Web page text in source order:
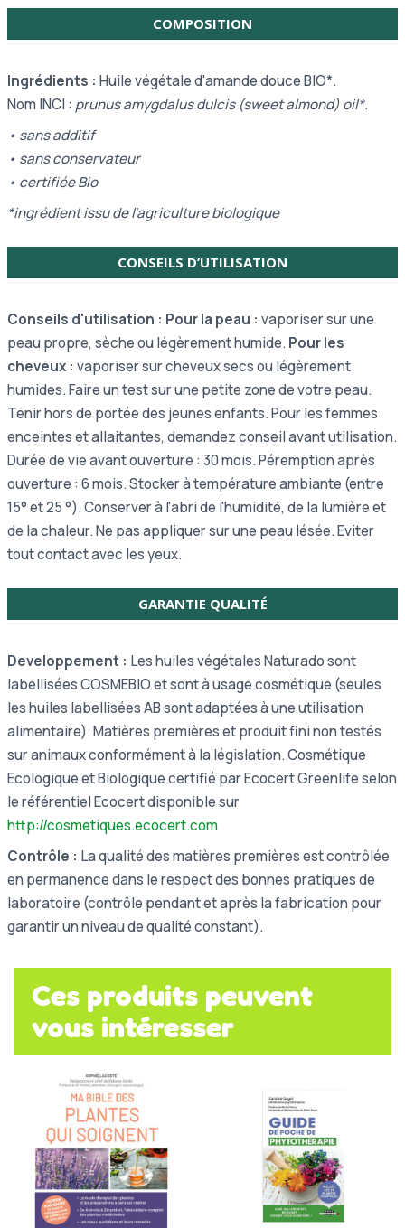
COMPOSITION
Ingrédients : Huile végétale d'amande douce BIO*.
Nom INCI : prunus amygdalus dulcis (sweet almond) oil*.
• sans additif
• sansconservateur
• certifiée Bio
*ingrédient issu de l'agriculture biologique
CONSEILS D’UTILISATION
Conseils d'utilisation : Pour la peau : vaporiser sur une
peau propre, sèche ou légèrement humide. Pour les
cheveux : vaporiser sur cheveux secs ou légèrement
humides. Faire un test sur une petite zone de votre peau.
Tenir hors de portée des jeunes enfants. Pour les femmes
enceintes et allaitantes, demandez conseil avant utilisation.
Durée de vie avant ouverture : 30 mois. Péremption après
ouverture : 6 mois. Stocker à température ambiante (entre
15° et 25 °). Conserver à l'abri de l'humidité, de la lumière et
de la chaleur. Ne pas appliquer sur une peau lésée. Eviter
tout contact avec les yeux.
GARANTIE QUALITÉ
Developpement : Les huiles végétales Naturado sont
labellisées COSMEBIO et sont à usage cosmétique (seules
les huiles labellisées AB sont adaptées à une utilisation
alimentaire). Matières premières et produit fini non testés
sur animaux conformément à la législation.Cosmétique
Ecologique et Biologique certifié par Ecocert Greenlife selon
le référentiel Ecocert disponible sur
http://cosmetiques.ecocert.com
Contrôle : La qualité des matières premières est contrôlée
en permanence dans le respect des bonnes pratiques de
laboratoire (contrôle pendant et après la fabrication pour
garantir un niveau de qualité constant).
Ces produits peuvent
vous intéresser